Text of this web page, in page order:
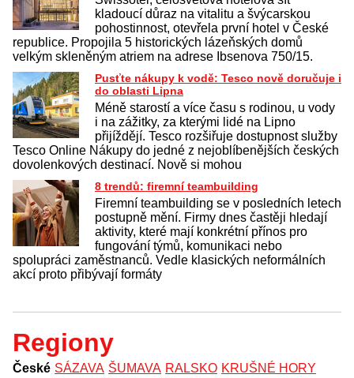
kladoucí důraz na vitalitu a švýcarskou
pohostinnost, otevřela první hotel v České
republice. Propojila 5 historických lázeňských domů
velkým skleněným atriem na adrese Ibsenova 750/15.
Pusťte nákupy k vodě: Tesco nově doručuje i
do oblasti Lipna
Méně starostí a více času s rodinou, u vody
i na zážitky, za kterými lidé na Lipno
přijíždějí. Tesco rozšiřuje dostupnost služby
Tesco Online Nákupy do jedné z nejoblíbenějších českých
dovolenkových destinací. Nově si mohou
8 trendů: firemní teambuilding
Firemní teambuilding se v posledních letech
postupně mění. Firmy dnes častěji hledají
aktivity, které mají konkrétní přínos pro
fungování týmů, komunikaci nebo
spolupráci zaměstnanců. Vedle klasických neformálních
akcí proto přibývají formáty
Regiony
České SÁZAVA ŠUMAVA RALSKO KRUŠNÉ HORY